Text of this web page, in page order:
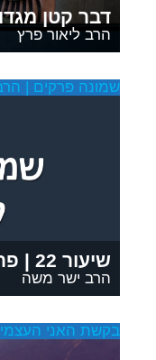
דבר קטן
הרב ליאור פרץ
שמונה פרקים |
שיעור 22 | פרק שני [5]
הרב ישר משה
בקשת האני